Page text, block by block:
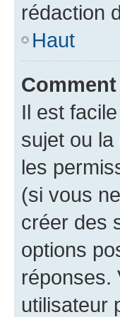
rédaction
Haut
Il est
sujet ou
les
(si vous
créer des
options
réponses.
utilisateur